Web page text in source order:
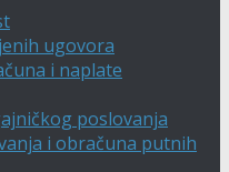
ugovora
i naplate
poslovanja
i obračuna putnih